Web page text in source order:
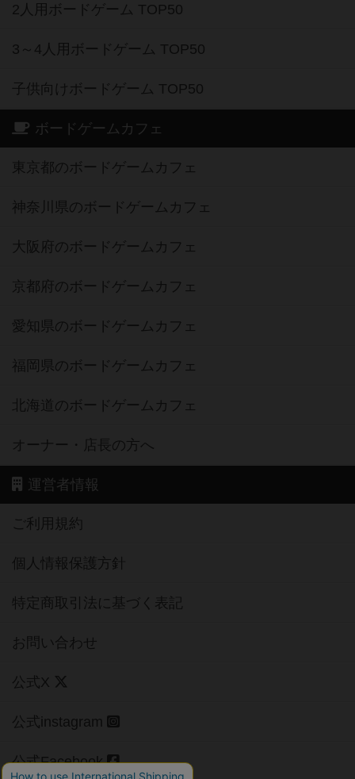
2人用ボードゲーム TOP50
3～4人用ボードゲーム TOP50
子供向けボードゲーム TOP50
ボードゲームカフェ
東京都のボードゲームカフェ
神奈川県のボードゲームカフェ
大阪府のボードゲームカフェ
京都府のボードゲームカフェ
愛知県のボードゲームカフェ
福岡県のボードゲームカフェ
北海道のボードゲームカフェ
オーナー・店長の方へ
運営者情報
ご利用規約
個人情報保護方針
特定商取引法に基づく表記
お問い合わせ
公式X
公式instagram
公式Facebook